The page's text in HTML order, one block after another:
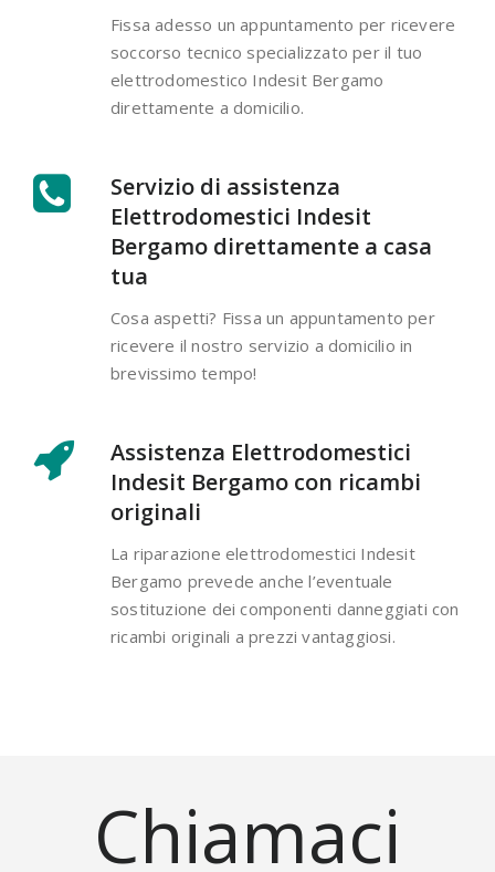
Fissa adesso un appuntamento per ricevere
soccorso tecnico specializzato per il tuo
elettrodomestico Indesit Bergamo
direttamente a domicilio.
Servizio di assistenza
Elettrodomestici Indesit
Bergamo direttamente a casa
tua
Cosa aspetti? Fissa un appuntamento per
ricevere il nostro servizio a domicilio in
brevissimo tempo!
Assistenza Elettrodomestici
Indesit Bergamo con ricambi
originali
La riparazione elettrodomestici Indesit
Bergamo prevede anche l’eventuale
sostituzione dei componenti danneggiati con
ricambi originali a prezzi vantaggiosi.
Chiamaci